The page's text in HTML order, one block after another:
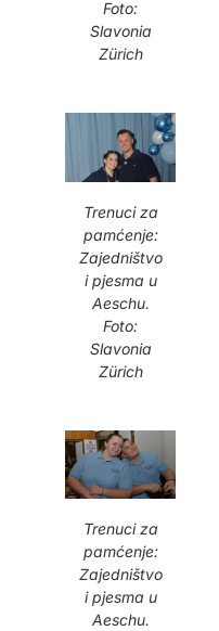
Foto:
Slavonia
Zürich
Trenuci za
pamćenje:
Zajedništvo
i pjesma u
Aeschu.
Foto:
Slavonia
Zürich
Trenuci za
pamćenje:
Zajedništvo
i pjesma u
Aeschu.